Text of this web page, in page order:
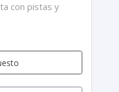
con pistas y